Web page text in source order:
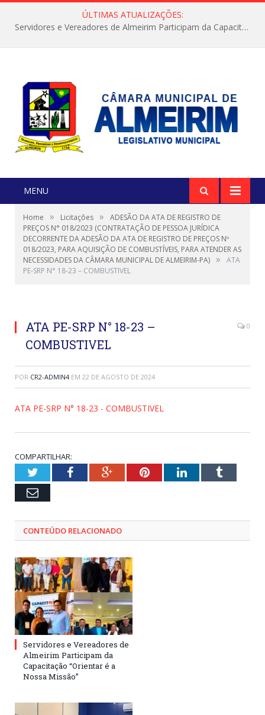
ÚLTIMAS ATUALIZAÇÕES:
Servidores e Vereadores de Almeirim Participam da Capacitação “Orientar é a Nossa Missão”
MENU
Home » Licitações »
ADESÃO DA ATA DE REGISTRO DE
PREÇOS N° 018/2023 (CONTRATAÇÃO DE PESSOA JURÍDICA
DECORRENTE DA ADESÃO DA ATA DE REGISTRO DE PREÇOS Nº
018/2023, PARA AQUISIÇÃO DE COMBUSTÍVEIS, PARA ATENDER AS
NECESSIDADES DA CÂMARA MUNICIPAL DE ALMEIRIM-PA) »
ATA
PE-SRP N° 18-23 – COMBUSTIVEL
ATA PE-SRP N° 18-23 –
COMBUSTIVEL
0
POR CR2-ADMIN4 EM 22 DE AGOSTO DE 2024
ATA PE-SRP N° 18-23 - COMBUSTIVEL
COMPARTILHAR:
TwitterFacebookGoogle+PinterestLinkedInTumblr
Email
CONTEÚDO RELACIONADO
Servidores e Vereadores de
Almeirim Participam da
Capacitação “Orientar é a
Nossa Missão”